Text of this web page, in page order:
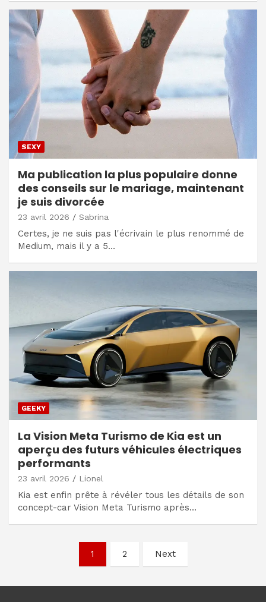
SEXY
Ma publication la plus populaire donne
des conseils sur le mariage, maintenant
je suis divorcée
23 avril 2026 Sabrina
Certes, je ne suis pas l'écrivain le plus renommé de
Medium, mais il y a 5…
GEEKY
La Vision Meta Turismo de Kia est un
aperçu des futurs véhicules électriques
performants
23 avril 2026 Lionel
Kia est enfin prête à révéler tous les détails de son
concept-car Vision Meta Turismo après…
articles
1 2 Next